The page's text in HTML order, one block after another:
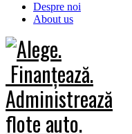
Despre noi
About us